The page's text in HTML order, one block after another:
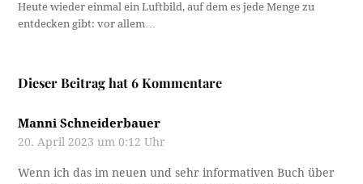
Heute wieder einmal ein Luftbild, auf dem es jede Menge zu
entdecken gibt: vor allem…
Dieser Beitrag hat 6 Kommentare
Manni Schneiderbauer
20. April 2023 um 0:12 Uhr
Wenn ich das im neuen und sehr informativen Buch über